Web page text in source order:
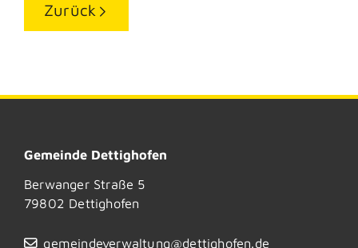
Zurück
Gemeinde Dettighofen
Berwanger Straße 5
79802 Dettighofen
gemeindeverwaltung@dettighofen.de